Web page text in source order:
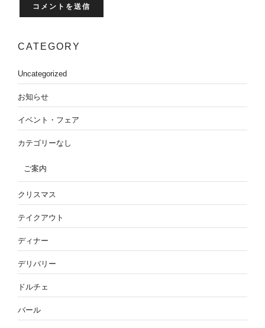
CATEGORY
Uncategorized
お知らせ
イベント・フェア
カテゴリーなし
ご案内
クリスマス
テイクアウト
ディナー
デリバリー
ドルチェ
バール